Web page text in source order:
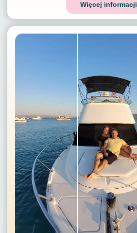
Główna
Alanya
wioski
Blog
Google
opinie
Więcej informacji